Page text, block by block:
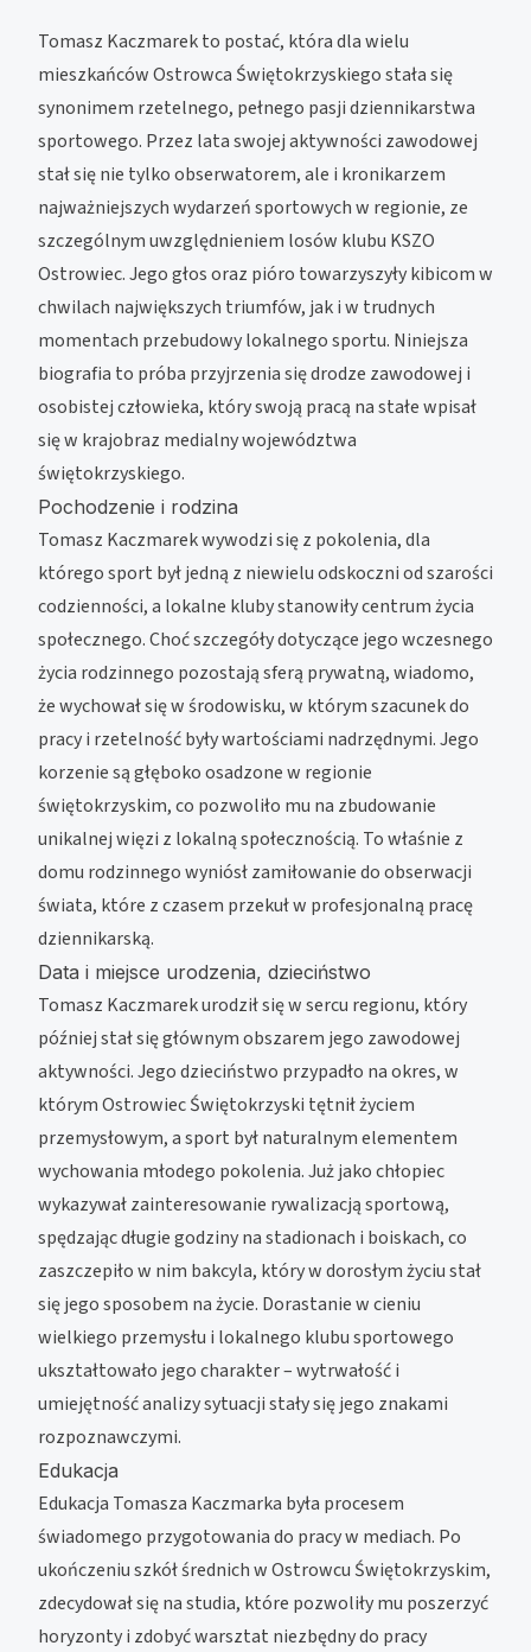
Tomasz Kaczmarek to postać, która dla wielu
mieszkańców Ostrowca Świętokrzyskiego stała się
synonimem rzetelnego, pełnego pasji dziennikarstwa
sportowego. Przez lata swojej aktywności zawodowej
stał się nie tylko obserwatorem, ale i kronikarzem
najważniejszych wydarzeń sportowych w regionie, ze
szczególnym uwzględnieniem losów klubu KSZO
Ostrowiec. Jego głos oraz pióro towarzyszyły kibicom w
chwilach największych triumfów, jak i w trudnych
momentach przebudowy lokalnego sportu. Niniejsza
biografia to próba przyjrzenia się drodze zawodowej i
osobistej człowieka, który swoją pracą na stałe wpisał
się w krajobraz medialny województwa
świętokrzyskiego.
Pochodzenie i rodzina
Tomasz Kaczmarek wywodzi się z pokolenia, dla
którego sport był jedną z niewielu odskoczni od szarości
codzienności, a lokalne kluby stanowiły centrum życia
społecznego. Choć szczegóły dotyczące jego wczesnego
życia rodzinnego pozostają sferą prywatną, wiadomo,
że wychował się w środowisku, w którym szacunek do
pracy i rzetelność były wartościami nadrzędnymi. Jego
korzenie są głęboko osadzone w regionie
świętokrzyskim, co pozwoliło mu na zbudowanie
unikalnej więzi z lokalną społecznością. To właśnie z
domu rodzinnego wyniósł zamiłowanie do obserwacji
świata, które z czasem przekuł w profesjonalną pracę
dziennikarską.
Data i miejsce urodzenia, dzieciństwo
Tomasz Kaczmarek urodził się w sercu regionu, który
później stał się głównym obszarem jego zawodowej
aktywności. Jego dzieciństwo przypadło na okres, w
którym Ostrowiec Świętokrzyski tętnił życiem
przemysłowym, a sport był naturalnym elementem
wychowania młodego pokolenia. Już jako chłopiec
wykazywał zainteresowanie rywalizacją sportową,
spędzając długie godziny na stadionach i boiskach, co
zaszczepiło w nim bakcyla, który w dorosłym życiu stał
się jego sposobem na życie. Dorastanie w cieniu
wielkiego przemysłu i lokalnego klubu sportowego
ukształtowało jego charakter – wytrwałość i
umiejętność analizy sytuacji stały się jego znakami
rozpoznawczymi.
Edukacja
Edukacja Tomasza Kaczmarka była procesem
świadomego przygotowania do pracy w mediach. Po
ukończeniu szkół średnich w Ostrowcu Świętokrzyskim,
zdecydował się na studia, które pozwoliły mu poszerzyć
horyzonty i zdobyć warsztat niezbędny do pracy